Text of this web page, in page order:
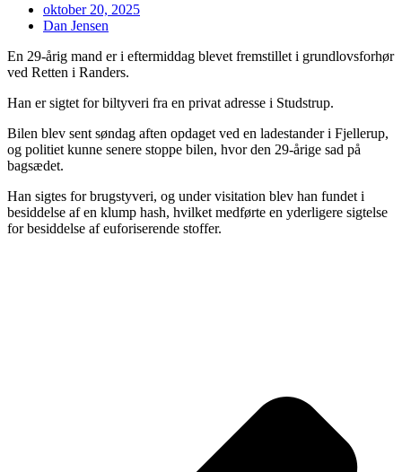
oktober 20, 2025
Dan Jensen
En 29-årig mand er i eftermiddag blevet fremstillet i grundlovsforhør
ved Retten i Randers.
Han er sigtet for biltyveri fra en privat adresse i Studstrup.
Bilen blev sent søndag aften opdaget ved en ladestander i Fjellerup,
og politiet kunne senere stoppe bilen, hvor den 29-årige sad på
bagsædet.
Han sigtes for brugstyveri, og under visitation blev han fundet i
besiddelse af en klump hash, hvilket medførte en yderligere sigtelse
for besiddelse af euforiserende stoffer.